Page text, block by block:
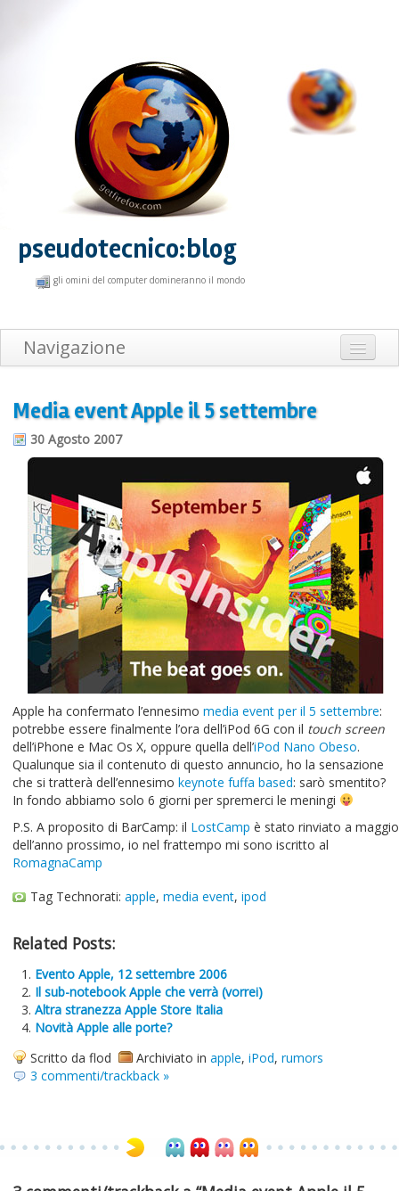
pseudotecnico:blog
gli omini del computer domineranno il mondo
Navigazione
Informazioni sul blog
Contatti
Varie
Cookie
Media event Apple il 5 settembre
30 Agosto 2007
Apple ha confermato l’ennesimo media event per il 5 settembre:
potrebbe essere finalmente l’ora dell’iPod 6G con il touch screen
dell’iPhone e Mac Os X, oppure quella dell’iPod Nano Obeso.
Qualunque sia il contenuto di questo annuncio, ho la sensazione
che si tratterà dell’ennesimo keynote fuffa based: sarò smentito?
In fondo abbiamo solo 6 giorni per spremerci le meningi
P.S. A proposito di BarCamp: il LostCamp è stato rinviato a maggio
dell’anno prossimo, io nel frattempo mi sono iscritto al
RomagnaCamp
Tag Technorati: apple, media event, ipod
Related Posts:
Evento Apple, 12 settembre 2006
Il sub-notebook Apple che verrà (vorrei)
Altra stranezza Apple Store Italia
Novità Apple alle porte?
Scritto da flod
Archiviato in apple, iPod, rumors
3 commenti/trackback »